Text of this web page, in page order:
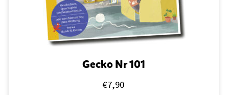
Gecko Nr 101
€7,90